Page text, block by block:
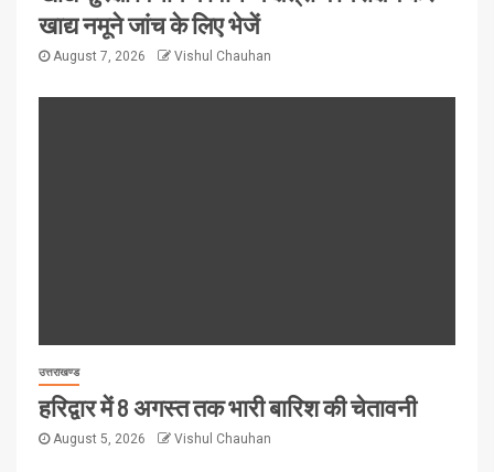
खाद्य नमूने जांच के लिए भेजें
August 7, 2026 Vishul Chauhan
उत्तराखण्ड
हरिद्वार में 8 अगस्त तक भारी बारिश की चेतावनी
August 5, 2026 Vishul Chauhan